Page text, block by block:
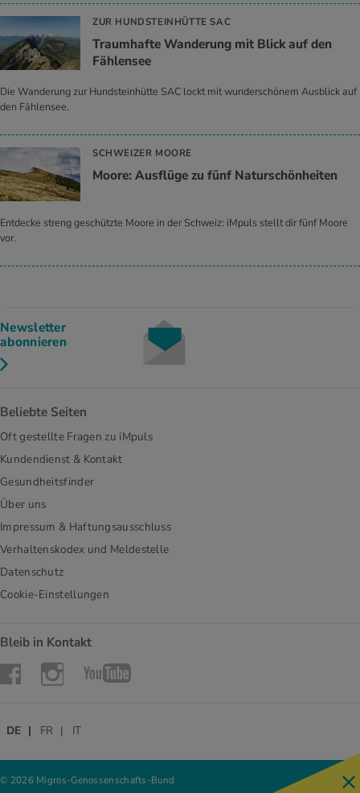
ZUR HUNDSTEINHÜTTE SAC
Traumhafte Wanderung mit Blick auf den
Fählensee
Die Wanderung zur Hundsteinhütte SAC lockt mit wunderschönem Ausblick auf
den Fählensee.
SCHWEIZER MOORE
Moore: Ausflüge zu fünf Naturschönheiten
Entdecke streng geschützte Moore in der Schweiz: iMpuls stellt dir fünf Moore
vor.
Newsletter
abonnieren
Beliebte Seiten
Oft gestellte Fragen zu iMpuls
Kundendienst & Kontakt
Gesundheitsfinder
Über uns
Impressum & Haftungsausschluss
Verhaltenskodex und Meldestelle
Datenschutz
Cookie-Einstellungen
Bleib in Kontakt
FacebookInstagramYouTube
© 2026 Migros-Genossenschafts-Bund
DE FR IT